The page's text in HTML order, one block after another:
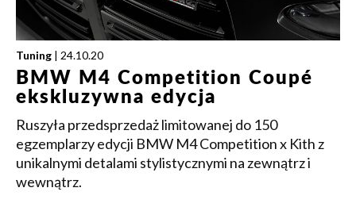
Tuning | 24.10.20
BMW M4 Competition Coupé
ekskluzywna edycja
Ruszyła przedsprzedaż limitowanej do 150
egzemplarzy edycji BMW M4 Competition x Kith z
unikalnymi detalami stylistycznymi na zewnątrz i
wewnątrz.